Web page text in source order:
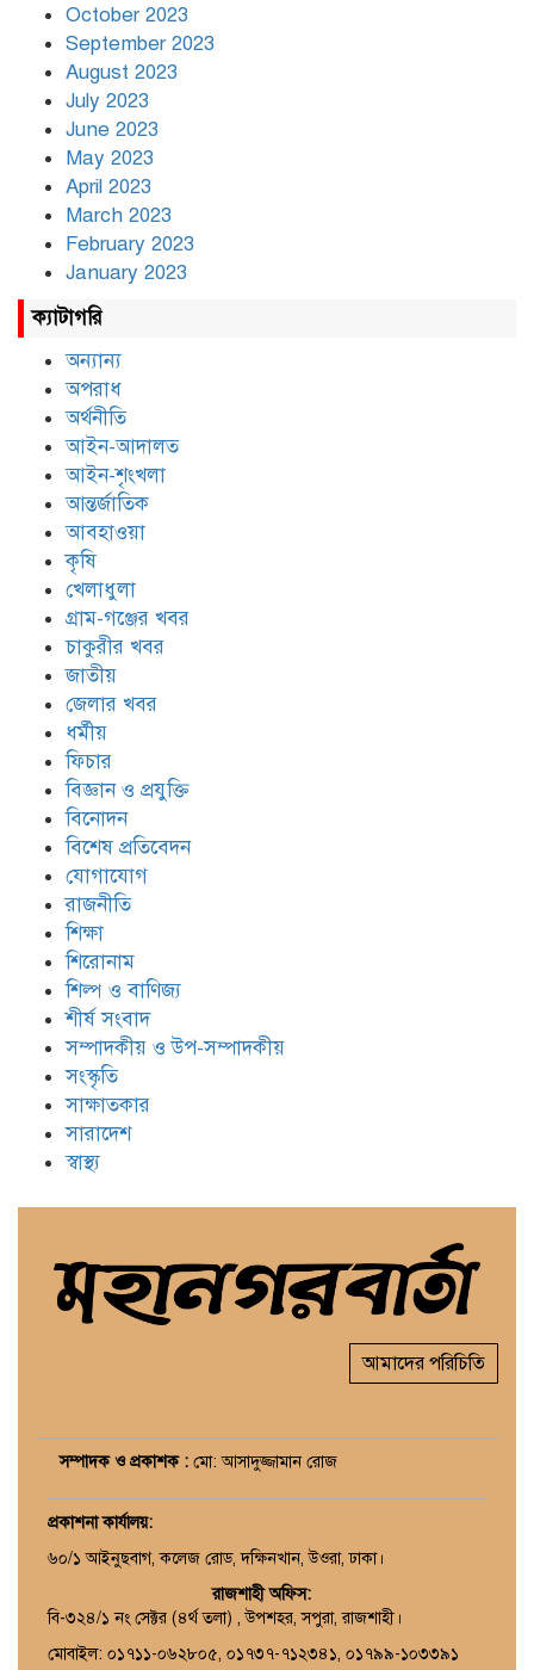
October 2023
September 2023
August 2023
July 2023
June 2023
May 2023
April 2023
March 2023
February 2023
January 2023
ক্যাটাগরি
অন্যান্য
অপরাধ
অর্থনীতি
আইন-আদালত
আইন-শৃংখলা
আন্তর্জাতিক
আবহাওয়া
কৃষি
খেলাধুলা
গ্রাম-গঞ্জের খবর
চাকুরীর খবর
জাতীয়
জেলার খবর
ধর্মীয়
ফিচার
বিজ্ঞান ও প্রযুক্তি
বিনোদন
বিশেষ প্রতিবেদন
যোগাযোগ
রাজনীতি
শিক্ষা
শিরোনাম
শিল্প ও বাণিজ্য
শীর্ষ সংবাদ
সম্পাদকীয় ও উপ-সম্পাদকীয়
সংস্কৃতি
সাক্ষাতকার
সারাদেশ
স্বাস্থ্য
আমাদের পরিচিতি
সম্পাদক ও প্রকাশক : মো: আসাদুজ্জামান রোজ
প্রকাশনা কার্যালয়:
৬০/১ আইনুছবাগ, কলেজ রোড, দক্ষিনখান, উওরা, ঢাকা।
রাজশাহী অফিস:
বি-৩২৪/১ নং সেক্টর (৪র্থ তলা) , উপশহর, সপুরা, রাজশাহী।
মোবাইল: ০১৭১১-০৬২৮০৫, ০১৭৩৭-৭১২৩৪১, ০১৭৯৯-১০৩৩৯১